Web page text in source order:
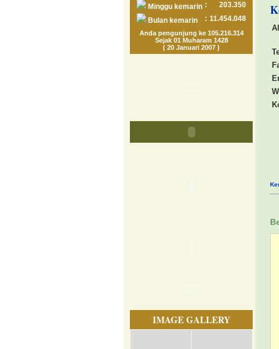
Minggu kemarin :
203.350
Bulan kemarin
: 11.454.048
Anda pengunjung ke 105.216.314
Sejak 01 Muharam 1428
( 20 Januari 2007 )
IMAGE GALLERY